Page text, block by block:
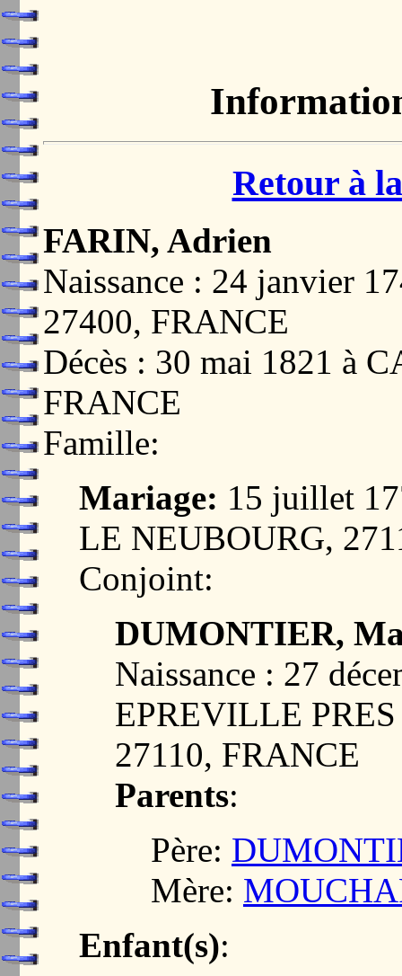
Retour à
FARIN, Adrien
Naissance : 24 janvier
27400, FRANCE
Décès : 30 mai 1821 à
FRANCE
Famille:
Mariage: 15 juillet
LE NEUBOURG,
Conjoint:
DUMONTIER,
Naissance : 27
EPREVILLE
27110, FRANCE
Parents:
Père:
Mère:
Enfant(s):